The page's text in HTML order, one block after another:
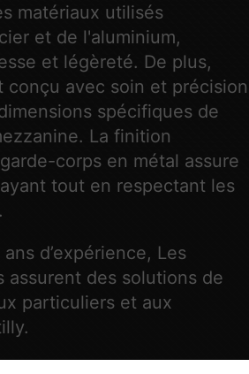
matériaux utilisés
et de l'aluminium,
et légèreté. De plus,
conçu avec soin et précision
spécifiques de
La finition
corps en métal assure
tout en respectant les
d’expérience, Les
assurent des solutions de
particuliers et aux